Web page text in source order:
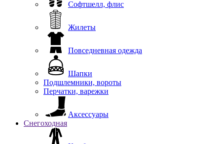
Софтшелл, флис
Жилеты
Повседневная одежда
Шапки
Подшлемники, вороты
Перчатки, варежки
Аксессуары
Снегоходная